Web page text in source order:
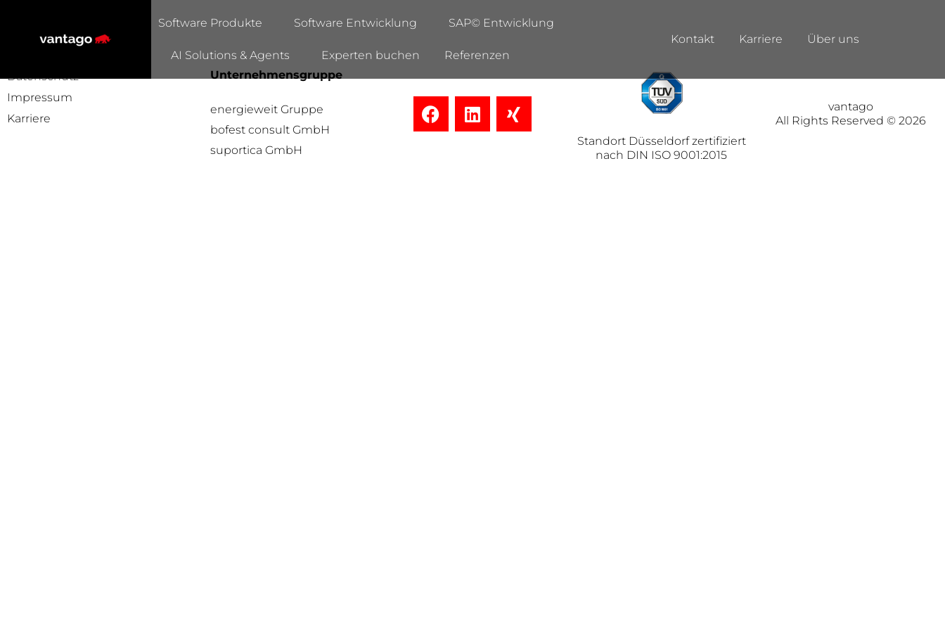
Software Produkte Software Entwicklung SAP© Entwicklung
AI Solutions & Agents Experten buchen Referenzen
Kontakt Karriere Über uns
Datenschutz
Impressum
Karriere
Unternehmensgruppe
energieweit Gruppe
bofest consult GmbH
suportica GmbH
Standort Düsseldorf zertifiziert
nach DIN ISO 9001:2015
vantago
All Rights Reserved © 2026